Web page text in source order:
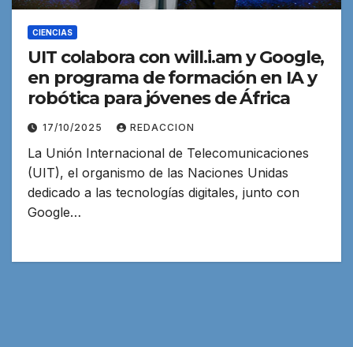
CIENCIAS
UIT colabora con will.i.am y Google,
en programa de formación en IA y
robótica para jóvenes de África
17/10/2025 REDACCION
La Unión Internacional de Telecomunicaciones
(UIT), el organismo de las Naciones Unidas
dedicado a las tecnologías digitales, junto con
Google…